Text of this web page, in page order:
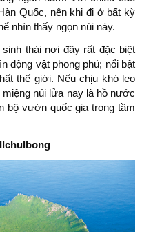
Quốc, nên khi đi ở bất kỳ
nhìn thấy ngọn núi này.
thái nơi đây rất đặc biệt
động vật phong phú; nổi bật
thế giới. Nếu chịu khó leo
núi lửa nay là hồ nước
bộ vườn quốc gia trong tầm